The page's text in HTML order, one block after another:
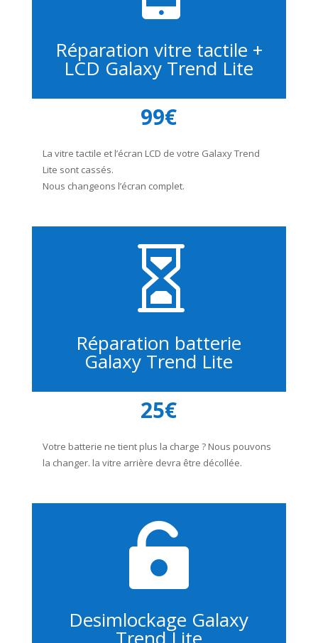
Réparation vitre tactile +
LCD Galaxy Trend Lite
99€
La vitre tactile et l’écran LCD de votre Galaxy Trend
Lite sont cassés.
Nous changeons l’écran complet.

Réparation batterie
Galaxy Trend Lite
25€
Votre batterie ne tient plus la charge ? Nous pouvons
la changer. la vitre arrière devra être décollée.

Desimlockage Galaxy